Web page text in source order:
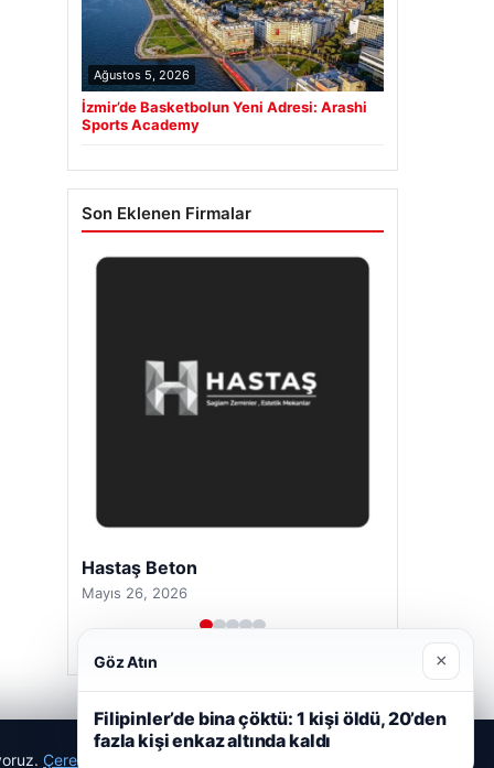
Ağustos 5, 2026
İzmir’de Basketbolun Yeni Adresi: Arashi
Sports Academy
Son Eklenen Firmalar
Hastaş Beton
Mayıs 26, 2026
Çerez Politikamız
Göz Atın ×
Filipinler’de bina çöktü: 1 kişi öldü, 20’den
fazla kişi enkaz altında kaldı